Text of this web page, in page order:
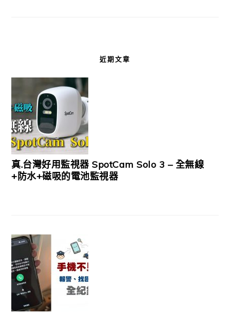
近期文章
真.台灣好用監視器 SpotCam Solo 3 – 全無線
+防水+磁吸的電池監視器